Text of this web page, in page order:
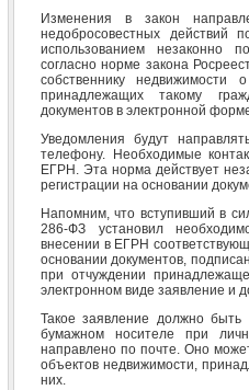
Изменения в закон
недобросовестных действий
использованием незаконно
согласно норме закона
собственнику недвижимости
принадлежащих такому
документов в электронной
Уведомления будут
телефону. Необходимые
ЕГРН. Эта норма действует
регистрации на основании
Напомним, что вступивший в
286-ФЗ установил
внесении в ЕГРН
основании документов,
при отчуждении
электронном виде заявление и
Такое заявление должно
бумажном носителе при
направлено по почте. Оно
объектов недвижимости,
них.